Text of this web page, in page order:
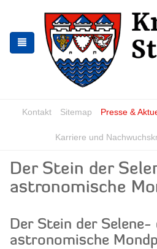
springen
springen
Kontakt Sitemap Presse &
Karriere und
Der Stein der
astronomische
Der Stein der Selene-
astronomische